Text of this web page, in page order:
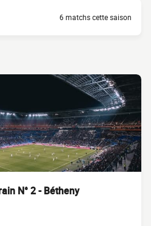
6 matchs cette saison
N° 2 - Bétheny